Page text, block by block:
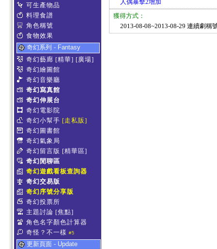
可生產物品
料理食譜
角色稱號
食物效果
奇幻系列 - Fantasy
奇幻藝廊 [精華] [廣場]
奇幻繪圖館
奇幻音樂廳
奇幻寫真館
奇幻伸展台
奇幻電影院
奇幻小幫手 [走私販]
奇幻圖書館
奇幻氣象局
奇幻留言版 [精華區]
奇幻閒聊區
奇幻遊戲看板查詢器
奇幻交易版
奇幻序號分享版
奇幻投票所
主題討論 [焦點]
角色名字顏色計算器
奇怪？不一樣 #5
更新頁面 - Update
人偶暴擊2增加
獲得方式：
2013-08-08~2013-08-29 連續劇稱